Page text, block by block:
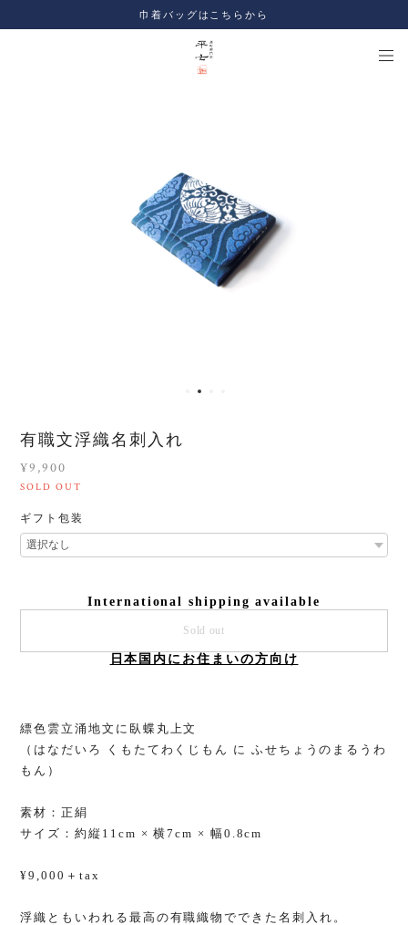
巾着バッグはこちらから
有職文浮織名刺入れ
¥9,900
SOLD OUT
ギフト包装
International shipping available
Sold out
日本国内にお住まいの方向け
縹色雲立涌地文に臥蝶丸上文
（はなだいろ くもたてわくじもん に ふせちょうのまるうわ
もん）
素材：正絹
サイズ：約縦11cm × 横7cm × 幅0.8cm
¥9,000＋tax
浮織ともいわれる最高の有職織物でできた名刺入れ。